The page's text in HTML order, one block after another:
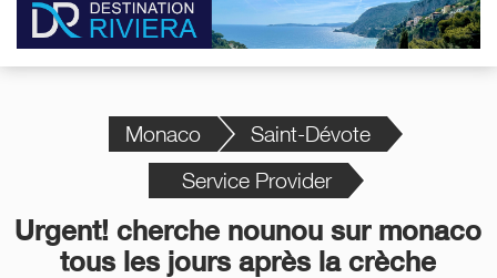
Monaco
Saint-Dévote
Service Provider
Urgent! cherche nounou sur monaco
tous les jours après la crèche